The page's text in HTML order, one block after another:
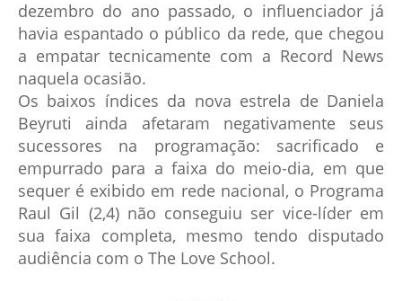
dezembro do ano passado, o influenciador já
havia espantado o público da rede, que chegou
a empatar tecnicamente com a Record News
naquela ocasião.
Os baixos índices da nova estrela de Daniela
Beyruti ainda afetaram negativamente seus
sucessores na programação: sacrificado e
empurrado para a faixa do meio-dia, em que
sequer é exibido em rede nacional, o Programa
Raul Gil (2,4) não conseguiu ser vice-líder em
sua faixa completa, mesmo tendo disputado
audiência com o The Love School.